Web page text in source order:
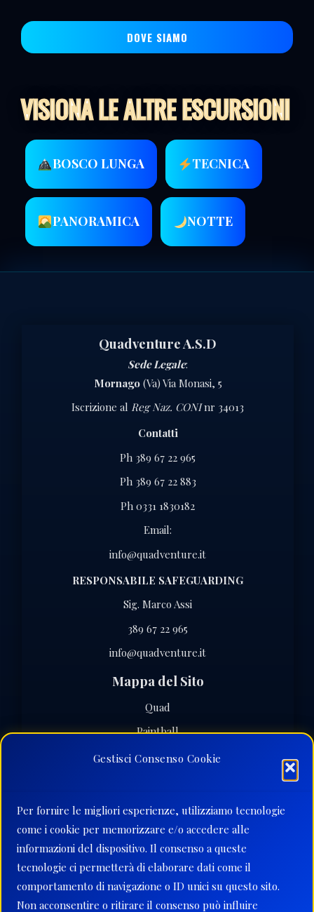
Gestisci Consenso Cookie
Per fornire le migliori esperienze, utilizziamo tecnologie
come i cookie per memorizzare e/o accedere alle
informazioni del dispositivo. Il consenso a queste
tecnologie ci permetterà di elaborare dati come il
comportamento di navigazione o ID unici su questo sito.
Non acconsentire o ritirare il consenso può influire
DOVE SIAMO
VISIONA LE ALTRE ESCURSIONI
BOSCO LUNGA TECNICA
PANORAMICA NOTTE
Quadventure A.S.D
Sede Legale:
Mornago(Va) Via Monasi, 5
Iscrizione al Reg Naz. CONInr 34013
Contatti
Ph 389 67 22 965
Ph 389 67 22 883
Ph 0331 1830182
Email:
info@quadventure.it
RESPONSABILE SAFEGUARDING
Sig. Marco Assi
389 67 22 965
info@quadventure.it
Mappa del Sito
Quad
Paintball
Softair
Dove Siamo
Contatti
Orari
Aperti tutto l'anno
7 gg su 7